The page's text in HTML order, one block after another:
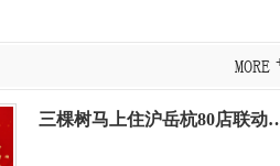
MORE
三棵树马上住沪岳